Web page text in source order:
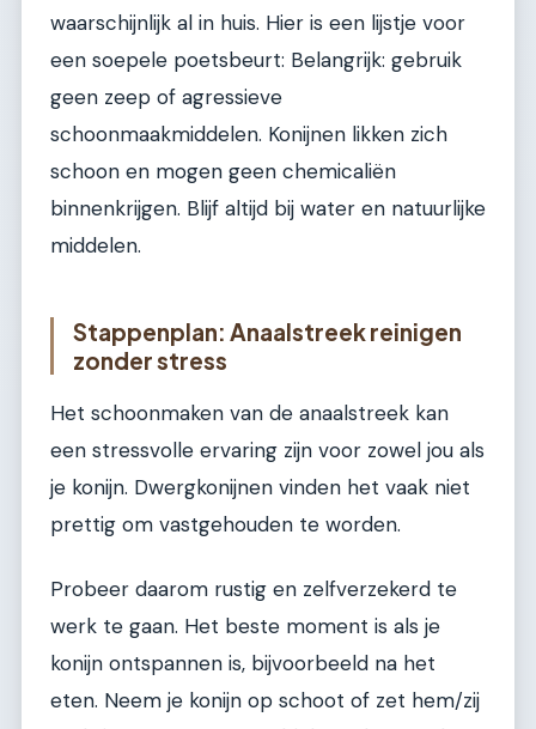
waarschijnlijk al in huis. Hier is een lijstje voor
een soepele poetsbeurt: Belangrijk: gebruik
geen zeep of agressieve
schoonmaakmiddelen. Konijnen likken zich
schoon en mogen geen chemicaliën
binnenkrijgen. Blijf altijd bij water en natuurlijke
middelen.
Stappenplan: Anaalstreek reinigen
zonder stress
Het schoonmaken van de anaalstreek kan
een stressvolle ervaring zijn voor zowel jou als
je konijn. Dwergkonijnen vinden het vaak niet
prettig om vastgehouden te worden.
Probeer daarom rustig en zelfverzekerd te
werk te gaan. Het beste moment is als je
konijn ontspannen is, bijvoorbeeld na het
eten. Neem je konijn op schoot of zet hem/zij